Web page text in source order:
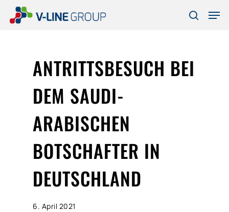
search
ANTRITTSBESUCH BEI
DEM SAUDI-
ARABISCHEN
BOTSCHAFTER IN
DEUTSCHLAND
6. April 2021